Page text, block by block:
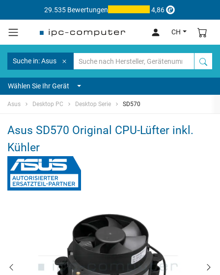
29.535 Bewertungen 4,86
CH
Suche in: Asus
Wählen Sie Ihr Gerät
Asus Desktop PC Desktop Serie SD570
Asus SD570 Original CPU-Lüfter inkl.
Kühler